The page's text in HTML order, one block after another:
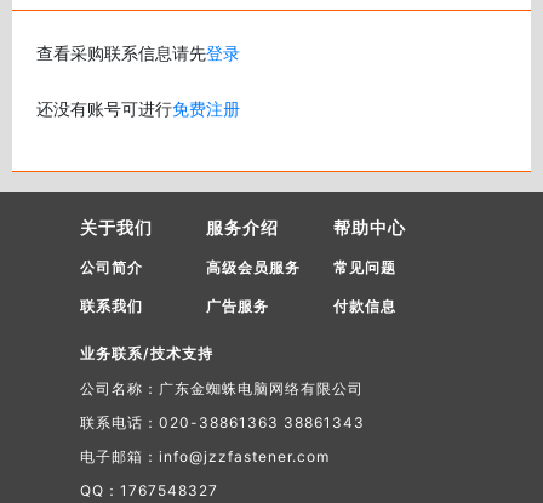
查看采购联系信息请先登录
还没有账号可进行免费注册
关于我们
公司简介
联系我们
服务介绍
高级会员服务
广告服务
帮助中心
常见问题
付款信息
业务联系/技术支持
公司名称：广东金蜘蛛电脑网络有限公司
联系电话：020-38861363 38861343
电子邮箱：info@jzzfastener.com
QQ：1767548327